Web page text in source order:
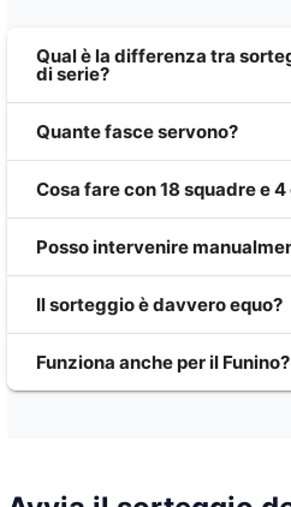
Qual è la differenza tra
di serie?
Quante fasce servono?
Cosa fare con 18 squadre e
Posso intervenire
Il sorteggio è davvero equo?
Funziona anche per il Funino?